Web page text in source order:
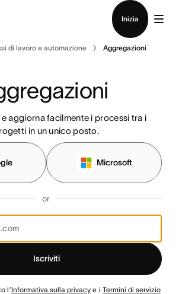
Inizia
di lavoro e automazione Aggregazioni
aggiorna facilmente i processi tra i
in un unico posto.
Microsoft
or
Iscriviti
l’Informativa sulla privacye i Termini di servizio